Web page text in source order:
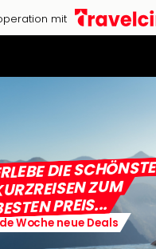
mit
DIE
ZUM
PREIS...
Woche neue Deals